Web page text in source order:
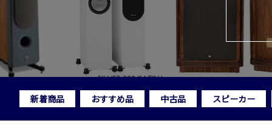
新着商品 おすすめ品 中古品 スピーカー